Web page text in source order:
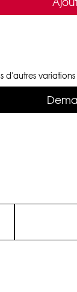
d'autres variations